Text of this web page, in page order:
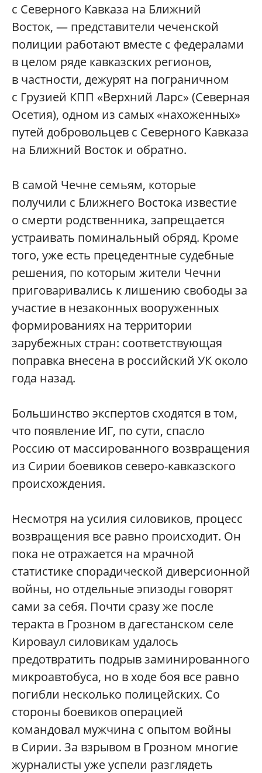
с Северного Кавказа на Ближний
Восток, — представители чеченской
полиции работают вместе с федералами
в целом ряде кавказских регионов,
в частности, дежурят на пограничном
с Грузией КПП «Верхний Ларс» (Северная
Осетия), одном из самых «нахоженных»
путей добровольцев с Северного Кавказа
на Ближний Восток и обратно.
В самой Чечне семьям, которые
получили с Ближнего Востока известие
о смерти родственника, запрещается
устраивать поминальный обряд. Кроме
того, уже есть прецедентные судебные
решения, по которым жители Чечни
приговаривались к лишению свободы за
участие в незаконных вооруженных
формированиях на территории
зарубежных стран: соответствующая
поправка внесена в российский УК около
года назад.
Большинство экспертов сходятся в том,
что появление ИГ, по сути, спасло
Россию от массированного возвращения
из Сирии боевиков северо-кавказского
происхождения.
Несмотря на усилия силовиков, процесс
возвращения все равно происходит. Он
пока не отражается на мрачной
статистике спорадической диверсионной
войны, но отдельные эпизоды говорят
сами за себя. Почти сразу же после
теракта в Грозном в дагестанском селе
Кироваул силовикам удалось
предотвратить подрыв заминированного
микроавтобуса, но в ходе боя все равно
погибли несколько полицейских. Со
стороны боевиков операцией
командовал мужчина с опытом войны
в Сирии. За взрывом в Грозном многие
журналисты уже успели разглядеть